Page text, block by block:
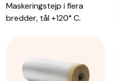
Maskeringstejp i flera
bredder, tål +120° C.